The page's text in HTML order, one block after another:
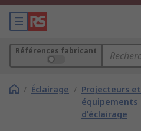
Références fabricant
/ Éclairage / Projecteurs et
équipements
d'éclairage